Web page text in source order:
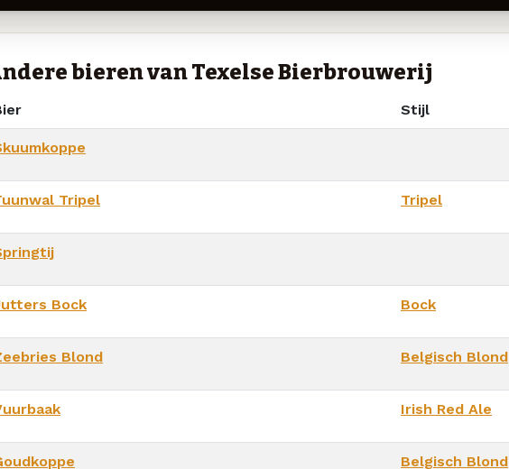
bieren van Texelse Bierbrouwerij
Stijl
Tripel Tripel
Bock Bock
Blond Belgisch Blond
Irish Red Ale
Belgisch Blond